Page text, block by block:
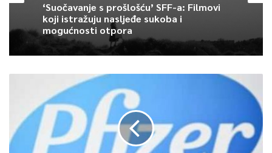
‘Suočavanje s prošlošću’ SFF-a: Filmovi
koji istražuju nasljeđe sukoba i
mogućnosti otpora